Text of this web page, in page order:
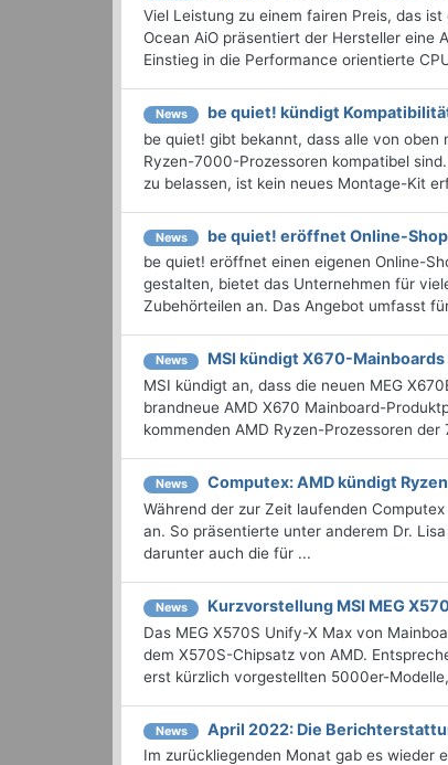
Viel Leistung zu einem fairen Preis, das
Ocean AiO präsentiert der Hersteller eine
Einstieg in die Performance orientierte
News be quiet! kündigt
be quiet! gibt bekannt, dass alle von
Ryzen-7000-Prozessoren kompatibel
zu belassen, ist kein neues Montage-Kit
News be quiet! eröffnet Online-
be quiet! eröffnet einen eigenen Online-
gestalten, bietet das Unternehmen für
Zubehörteilen an. Das Angebot umfasst
News MSI kündigt X670-Mainboards
MSI kündigt an, dass die neuen MEG
brandneue AMD X670 Mainboard-
kommenden AMD Ryzen-Prozessoren der
News Computex: AMD kündigt
Während der zur Zeit laufenden
an. So präsentierte unter anderem Dr.
darunter auch die für ...
News Kurzvorstellung MSI MEG
Das MEG X570S Unify-X Max von
dem X570S-Chipsatz von AMD.
erst kürzlich vorgestellten 5000er-
News April 2022: Die
Im zurückliegenden Monat gab es wieder